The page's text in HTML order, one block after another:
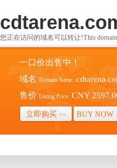
您正在访问的域名可以转让!This domain
一口价出售中！
域名 Domain Name:
售价 Listing Price: CNY
立即购买 >> BUY NOW